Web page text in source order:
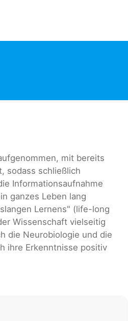
mit bereits
sodass schließlich
Informationsaufnahme
ganzes Leben lang
Lernens" (life-long
Wissenschaft vielseitig
die Neurobiologie und die
ihre Erkenntnisse positiv